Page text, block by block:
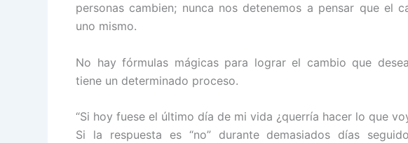
personas cambien; nunca nos detenemos a pensar que el
uno mismo.
No hay fórmulas mágicas para lograr el cambio que
tiene un determinado proceso.
“Si hoy fuese el último día de mi vida ¿querría hacer lo que
Si la respuesta es “no” durante demasiados días